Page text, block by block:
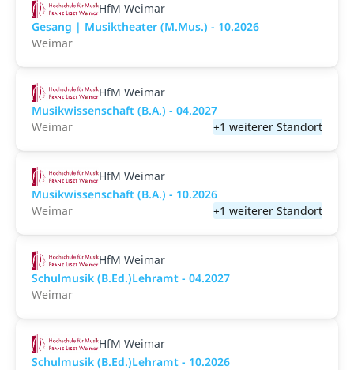
HfM Weimar
Gesang | Musiktheater (M.Mus.) - 10.2026
Weimar
HfM Weimar
Musikwissenschaft (B.A.) - 04.2027
Weimar
+1 weiterer Standort
HfM Weimar
Musikwissenschaft (B.A.) - 10.2026
Weimar
+1 weiterer Standort
HfM Weimar
Schulmusik (B.Ed.)Lehramt - 04.2027
Weimar
HfM Weimar
Schulmusik (B.Ed.)Lehramt - 10.2026